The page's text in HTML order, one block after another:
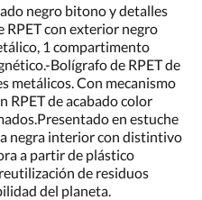
negro bitono y detalles
RPET con exterior negro
1 compartimento
Bolígrafo de RPET de
metálicos. Con mecanismo
RPET de acabado color
en estuche
negra interior con distintivo
a partir de plástico
de residuos
del planeta.